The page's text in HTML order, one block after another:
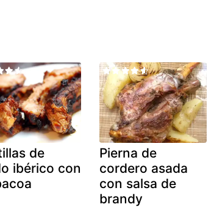
de
ibérico con
Pierna de
cordero asada
con salsa de
brandy